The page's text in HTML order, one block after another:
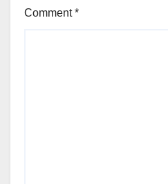
Comment*